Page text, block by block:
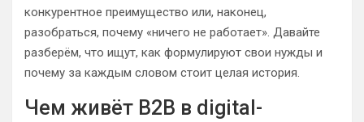
конкурентное преимущество или, наконец,
разобраться, почему «ничего не работает». Давайте
разберём, что ищут, как формулируют свои нужды и
почему за каждым словом стоит целая история.
Чем живёт B2B в digital-